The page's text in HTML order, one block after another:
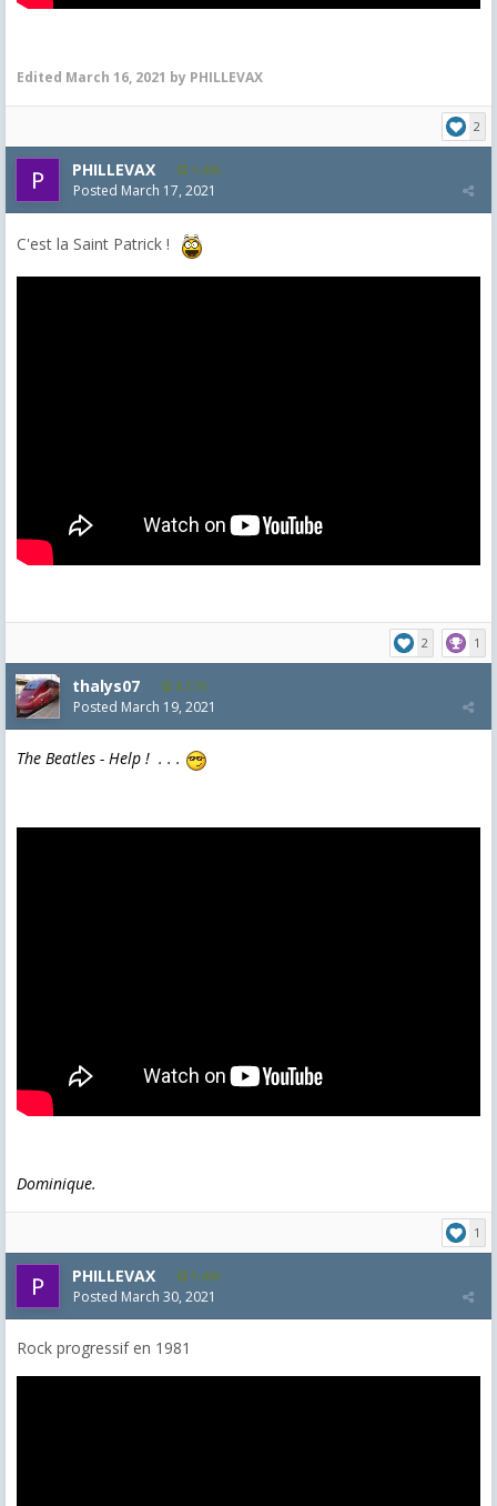
Edited March 16, 2021 by PHILLEVAX
2
PHILLEVAX 1,405
Posted March 17, 2021
C'est la Saint Patrick !
2 1
thalys07 8,174
Posted March 19, 2021
The Beatles - Help ! . . .
Dominique.
1
PHILLEVAX 1,405
Posted March 30, 2021
Rock progressif en 1981